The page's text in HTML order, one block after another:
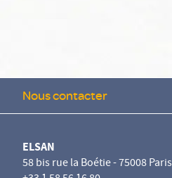
Nous contacter
ELSAN
58 bis rue la Boétie - 75008 Paris